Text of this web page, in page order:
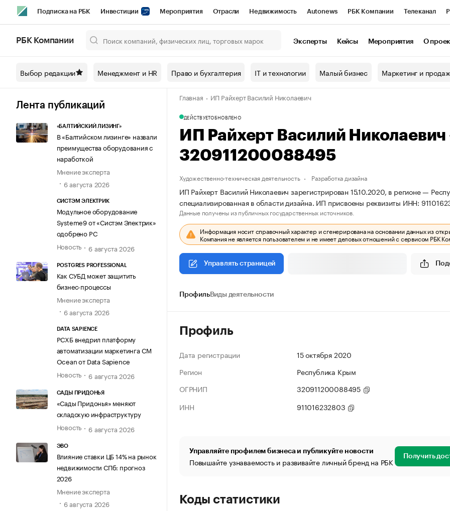
Подписка на РБК Инвестиции Мероприятия Отрасли Недвижимость Autonews РБК Компании Телеканал
Спецпроекты СПб Конференции СПб Спецпроекты Проверка контрагентов
Технологии и медиа Рынок наличной валюты
РБК Компании Эксперты Кейсы Мероприятия О
Выбор редакции Менеджмент и HR Право и бухгалтерия IT и технологии Малый бизнес Маркетинг и
Лента публикаций
«БАЛТИЙСКИЙ ЛИЗИНГ»
В «Балтийском лизинге» назвали
преимущества оборудования с
наработкой
Мнение эксперта
6 августа 2026
СИСТЭМ ЭЛЕКТРИК
Модульное оборудование
Systeme9 от «Систэм Электрик»
одобрено РС
Новость
6 августа 2026
POSTGRES PROFESSIONAL
Как СУБД может защитить
бизнес-процессы
Мнение эксперта
6 августа 2026
DATA SAPIENCE
РСХБ внедрил платформу
автоматизации маркетинга CM
Ocean от Data Sapience
Новость
6 августа 2026
САДЫ ПРИДОНЬЯ
«Сады Придонья» меняют
складскую инфраструктуру
Новость
6 августа 2026
ЭВО
Влияние ставки ЦБ 14% на рынок
недвижимости СПб: прогноз
2026
Мнение эксперта
6 августа 2026
Главная ИП Райхерт Василий Николаевич
ДЕЙСТВУЕТОБНОВЛЕНО
ИП Райхерт Василий
320911200088495
Художественно-техническая деятельность Разработка дизайна
ИП Райхерт Василий Николаевич зарегистрирован 15.10.2020, в регионе —
специализированная в области дизайна. ИП присвоены реквизиты ИНН:
Данные получены из публичных государственных источников.
Информация носит справочный характер и сгенерирована на основании данных из
Компания не является пользователем и не имеет деловых отношений с сервисом РБК
Управлять страницей
ПрофильВиды деятельности
Профиль
Дата регистрации
15 октября 2020
Регион
Республика Крым
ОГРНИП
320911200088495
ИНН
911016232803
Управляйте профилем бизнеса и публикуйте новости
Повышайте узнаваемость и развивайте личный бренд на РБК Получить
Коды статистики